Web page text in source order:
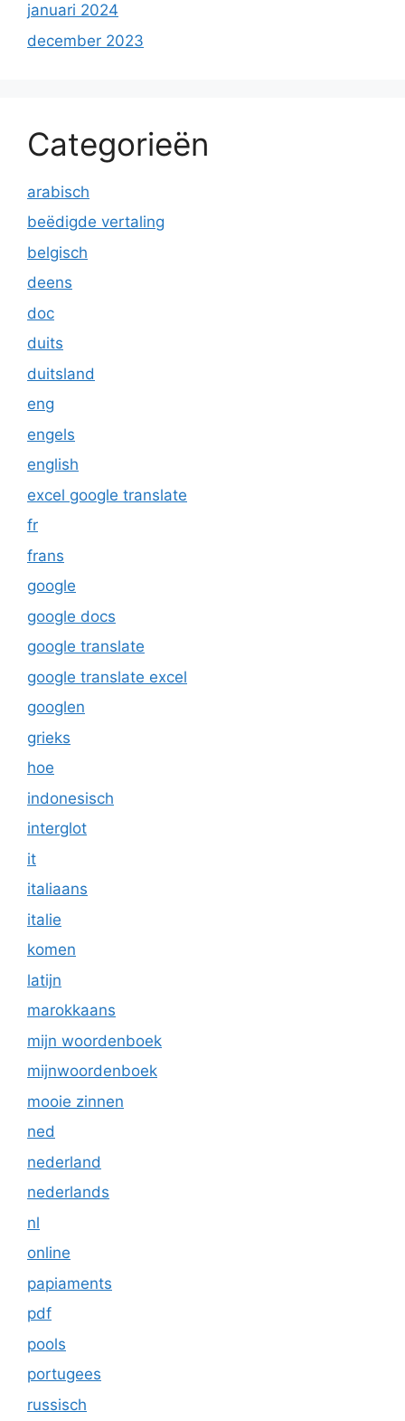
januari 2024
december 2023
Categorieën
arabisch
beëdigde vertaling
belgisch
deens
doc
duits
duitsland
eng
engels
english
excel google translate
fr
frans
google
google docs
google translate
google translate excel
googlen
grieks
hoe
indonesisch
interglot
it
italiaans
italie
komen
latijn
marokkaans
mijn woordenboek
mijnwoordenboek
mooie zinnen
ned
nederland
nederlands
nl
online
papiaments
pdf
pools
portugees
russisch